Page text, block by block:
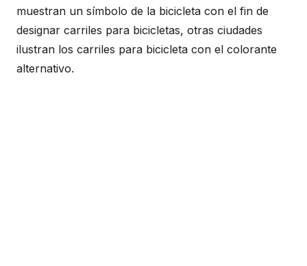
muestran un símbolo de la bicicleta con el fin de
designar carriles para bicicletas, otras ciudades
ilustran los carriles para bicicleta con el colorante
alternativo.